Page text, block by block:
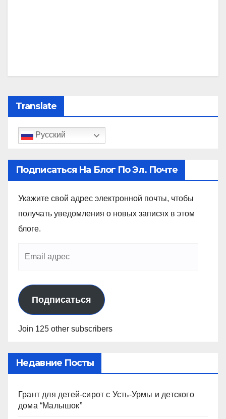
Translate
Русский
Подписаться На Блог По Эл. Почте
Укажите свой адрес электронной почты, чтобы
получать уведомления о новых записях в этом
блоге.
Подписаться
Join 125 other subscribers
Недавние Посты
Грант для детей-сирот с Усть-Урмы и детского
дома “Малышок”